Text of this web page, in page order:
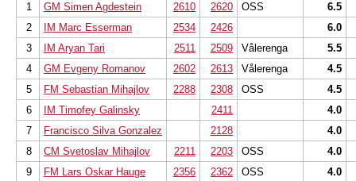
1
GM Simen Agdestein 2610 2620 OSS
6.5
2
IM Marc Esserman 2534 2426
6.0
3
IM Aryan Tari 2511 2509 Vålerenga
5.5
4
GM Evgeny Romanov 2602 2613 Vålerenga
4.5
5
FM Sebastian Mihajlov 2288 2308 OSS
4.5
6
IM Timofey Galinsky 2411
4.0
7
Francisco Silva Gonzalez 2128
4.0
8
CM Svetoslav Mihajlov 2211 2203 OSS
4.0
9
FM Lars Oskar Hauge 2356 2362 OSS
4.0